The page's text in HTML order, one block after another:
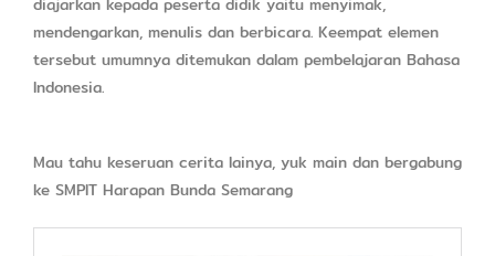
mendengarkan, menulis dan berbicara. Keempat elemen
tersebut umumnya ditemukan dalam pembelajaran Bahasa
Indonesia.
Mau tahu keseruan cerita lainya, yuk main dan bergabung
ke SMPIT Harapan Bunda Semarang